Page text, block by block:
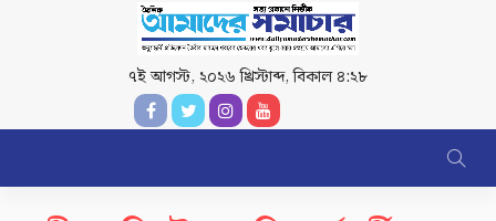
৭ই আগস্ট, ২০২৬ খ্রিস্টাব্দ,বিকাল ৪:২৮